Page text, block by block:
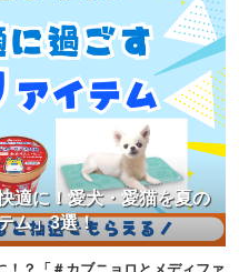
適に！愛犬・愛猫を夏の
ム」3選！